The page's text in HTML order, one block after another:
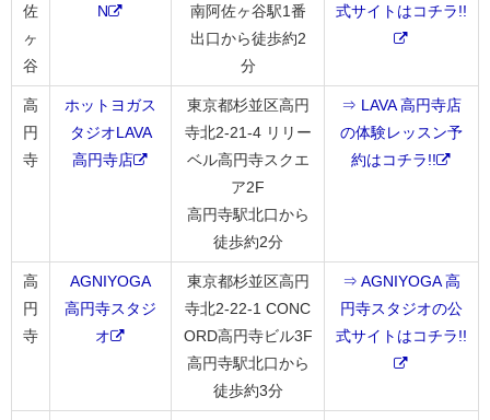
佐
ヶ
谷
N
南阿佐ヶ谷駅1番
出口から徒歩約2
分
式サイトはコチラ!!
高
円
寺
ホットヨガス
タジオLAVA
高円寺店
東京都杉並区高円
寺北2-21-4 リリー
ベル高円寺スクエ
ア2F
高円寺駅北口から
徒歩約2分
⇒ LAVA 高円寺店
の体験レッスン予
約はコチラ!!
高
円
寺
AGNIYOGA
高円寺スタジ
オ
東京都杉並区高円
寺北2-22-1 CONC
ORD高円寺ビル3F
高円寺駅北口から
徒歩約3分
⇒ AGNIYOGA 高
円寺スタジオの公
式サイトはコチラ!!